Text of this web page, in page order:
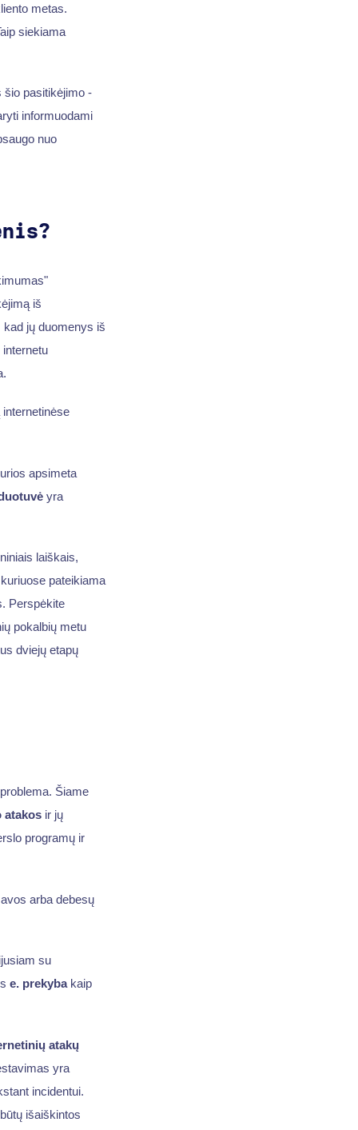
metas.
siekiama
šio pasitikėjimo -
informuodami
nuo
iš
kad jų duomenys iš
apsimeta
yra
laiškais,
pateikiama
Perspėkite
pokalbių metu
dviejų etapų
Šiame
atakosir jų
programų ir
arba debesų
su
e. prekybakaip
atakų
yra
incidentui.
išaiškintos